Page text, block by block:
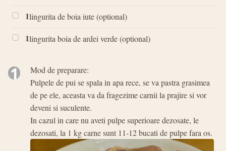
1lingurita de boia iute (optional)
1lingurita boia de ardei verde (optional)
1
Mod de preparare:
Pulpele de pui se spala in apa rece, se va pastra grasimea
de pe ele, aceasta va da fragezime carnii la prajire si vor
deveni si suculente.
In cazul in care nu aveti pulpe superioare dezosate, le
dezosati, la 1 kg carne sunt 11-12 bucati de pulpe fara os.